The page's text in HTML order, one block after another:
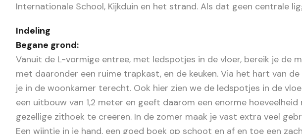
Internationale School, Kijkduin en het strand. Als dat geen centrale
Indeling
Begane grond:
Vanuit de L-vormige entree, met ledspotjes in de vloer, bereik je de
met daaronder een ruime trapkast, en de keuken. Via het hart van
je in de woonkamer terecht. Ook hier zien we de ledspotjes in de
een uitbouw van 1,2 meter en geeft daarom een enorme
gezellige zithoek te creëren. In de zomer maak je vast extra veel
Een wijntje in je hand, een goed boek op schoot en af en toe een